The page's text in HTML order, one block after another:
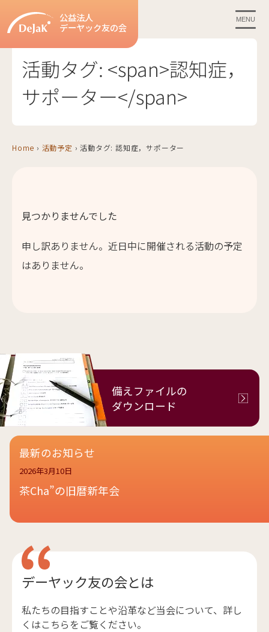
公益法人
デーヤック友の会
MENU
活動タグ: <span>認知症，
サポーター</span>
Home › 活動予定 › 活動タグ:認知症，サポーター
見つかりませんでした
申し訳ありません。近日中に開催される活動の予定
はありません。
備えファイルの
ダウンロード
最新のお知らせ
2026年3月10日
茶Cha”の旧暦新年会
デーヤック友の会とは
私たちの目指すことや沿革など当会について、詳し
くはこちらをご覧ください。